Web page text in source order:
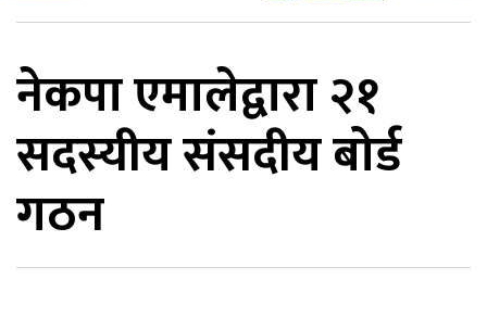
नेकपा एमालेद्वारा २१
सदस्यीय संसदीय बोर्ड
गठन